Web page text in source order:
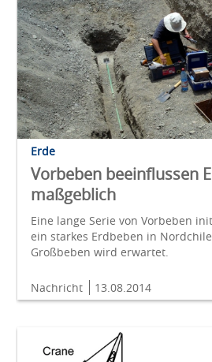
Erde
Vorbeben beeinflussen
maßgeblich
Eine lange Serie von Vorbeben
ein starkes Erdbeben in
Großbeben wird erwartet.
Nachricht 13.08.2014